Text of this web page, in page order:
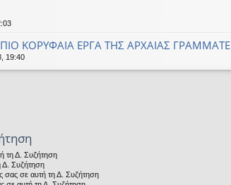
ΚΟΡΥΦΑΙΑ ΕΡΓΑ ΤΗΣ ΑΡΧΑΙΑΣ ΓΡΑΜΜΑΤΕ
19:40
τη Δ. Συζήτηση
Δ. Συζήτηση
σας σε αυτή τη Δ. Συζήτηση